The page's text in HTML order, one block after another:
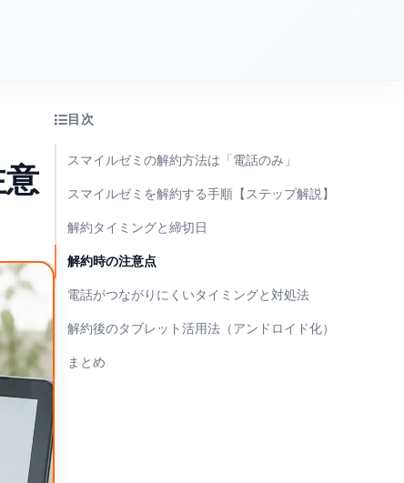
目次
スマイルゼミの解約方法は「電話のみ」
スマイルゼミを解約する手順【ステップ解説】
解約タイミングと締切日
解約時の注意点
電話がつながりにくいタイミングと対処法
解約後のタブレット活用法（アンドロイド化）
まとめ